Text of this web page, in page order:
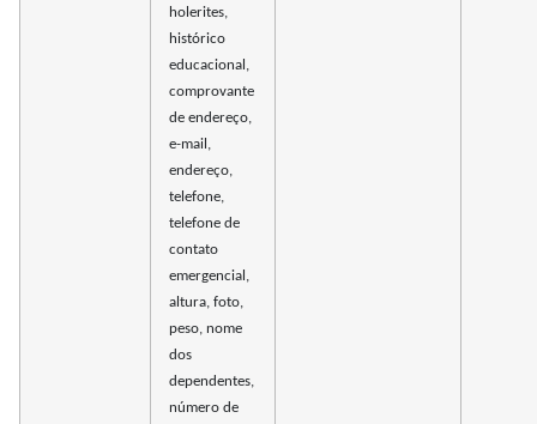
holerites,
histórico
educacional,
comprovante
de endereço,
e-mail,
endereço,
telefone,
telefone de
contato
emergencial,
altura, foto,
peso, nome
dos
dependentes,
número de